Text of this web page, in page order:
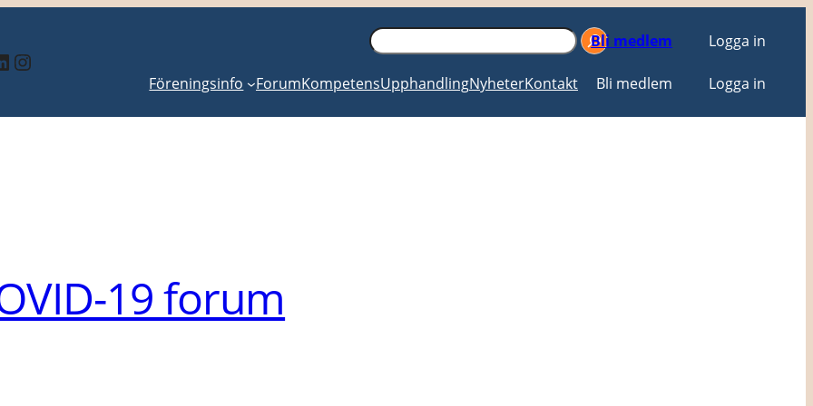
Instagram
Sök
Bli medlem Logga in
Föreningsinfo ForumKompetensUpphandlingNyheterKontakt Bli medlem Logga in
19 forum